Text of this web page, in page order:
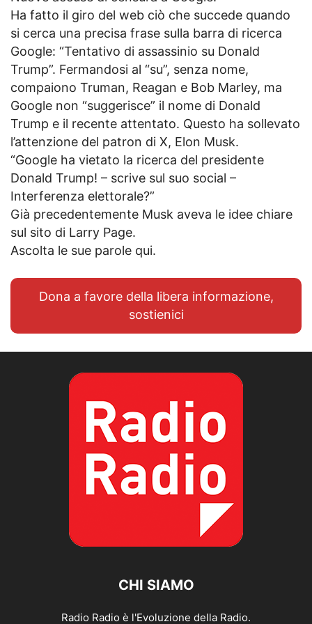
Ha fatto il giro del web ciò che succede quando
si cerca una precisa frase sulla barra di ricerca
Google: “Tentativo di assassinio su Donald
Trump”. Fermandosi al “su”, senza nome,
compaiono Truman, Reagan e Bob Marley, ma
Google non “suggerisce” il nome di Donald
Trump e il recente attentato. Questo ha sollevato
l’attenzione del patron di X, Elon Musk.
“Google ha vietato la ricerca del presidente
Donald Trump! – scrive sul suo social –
Interferenza elettorale?”
Già precedentemente Musk aveva le idee chiare
sul sito di Larry Page.
Ascolta le sue parole qui.
Dona a favore della libera informazione,
sostienici
CHI SIAMO
Radio Radio è l'Evoluzione della Radio.